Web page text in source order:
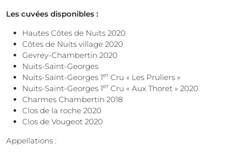
Les cuvées disponibles :
Hautes Côtes de Nuits 2020
Côtes de Nuits village 2020
Gevrey-Chambertin 2020
Nuits-Saint-Georges
Nuits-Saint-Georges 1er Cru « Les Pruliers »
Nuits-Saint-Georges 1er Cru « Aux Thoret » 2020
Charmes Chambertin 2018
Clos de la roche 2020
Clos de Vougeot 2020
Appellations :